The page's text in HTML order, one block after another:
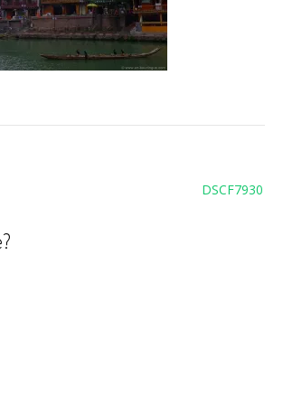
DSCF7930